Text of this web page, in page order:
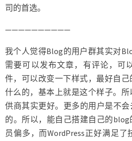
司的首选。
——————————
我个人觉得Blog的用户群其实对
需要可以发布文章，有评论，可
件，可以改变一下样式，最好自
什么的，基本上就是这个样子。
供商其实更好。更多的用户是不
的。所以，能自己搭建自己的
员偏多，而WordPress正好满足